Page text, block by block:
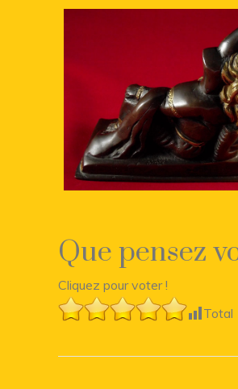
Que pensez
Cliquez pour voter !
Total